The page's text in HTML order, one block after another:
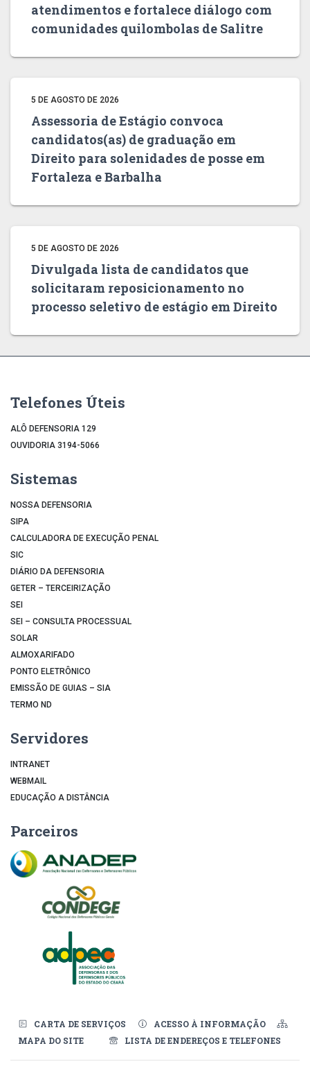
atendimentos e fortalece diálogo com
comunidades quilombolas de Salitre
5 DE AGOSTO DE 2026
Assessoria de Estágio convoca
candidatos(as) de graduação em
Direito para solenidades de posse em
Fortaleza e Barbalha
5 DE AGOSTO DE 2026
Divulgada lista de candidatos que
solicitaram reposicionamento no
processo seletivo de estágio em Direito
Telefones Úteis
ALÔ DEFENSORIA 129
OUVIDORIA 3194-5066
Sistemas
NOSSA DEFENSORIA
SIPA
CALCULADORA DE EXECUÇÃO PENAL
SIC
DIÁRIO DA DEFENSORIA
GETER – TERCEIRIZAÇÃO
SEI
SEI – CONSULTA PROCESSUAL
SOLAR
ALMOXARIFADO
PONTO ELETRÔNICO
EMISSÃO DE GUIAS – SIA
TERMO ND
Servidores
INTRANET
WEBMAIL
EDUCAÇÃO A DISTÂNCIA
Parceiros
CARTA DE SERVIÇOS
ACESSO À INFORMAÇÃO
MAPA DO SITE
LISTA DE ENDEREÇOS E TELEFONES